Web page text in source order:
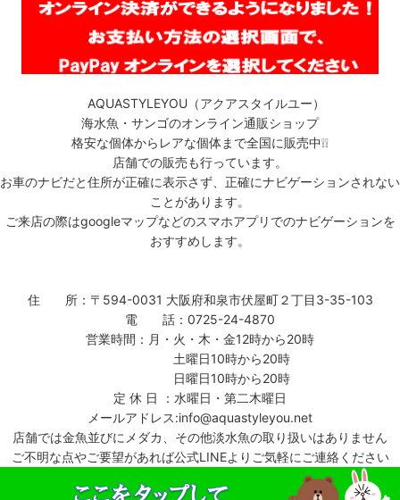
AQUASTYLEYOU（アクアスタイルユー）
海水魚・サンゴのオンライン通販ショップ
格安な個体からレアな個体まで全国に販売中❕❕
店舗での販売も行っています。
お車のナビだと住所が正確に表示さず、正確にナビゲーションされない
ことがあります。
ご来店の際はgoogleマップなどのスマホアプリでのナビゲーションを
おすすめします。
住 所：〒594-0031 大阪府和泉市伏屋町２丁目3-35-103
電 話：0725-24-4870
営業時間：月・火・木・金12時から20時
土曜日10時から20時
日曜日10時から20時
定 休 日 ：水曜日・第二木曜日
メールアドレス:info@aquastyleyou.net
店舗では金魚並びにメダカ、その他淡水魚の取り扱いはありません
ご不明な点やご要望があれば公式LINEよりご気軽にご連絡ください